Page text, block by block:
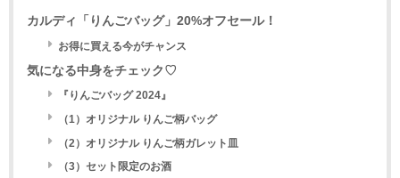
カルディ「りんごバッグ」20%オフセール！
お得に買える今がチャンス
気になる中身をチェック♡
『りんごバッグ 2024』
（1）オリジナル りんご柄バッグ
（2）オリジナル りんご柄ガレット皿
（3）セット限定のお酒